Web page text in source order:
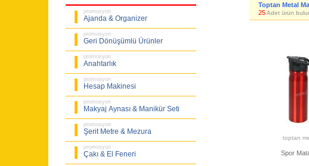
promosyon
Ajanda & Organizer
promosyon
Geri Dönüşümlü Ürünler
promosyon
Anahtarlık
promosyon
Hesap Makinesi
promosyon
Makyaj Aynası & Manikür Seti
promosyon
Şerit Metre & Mezura
promosyon
Çakı & El Feneri
Toptan Metal
25Adet ürün
toptan
Spor